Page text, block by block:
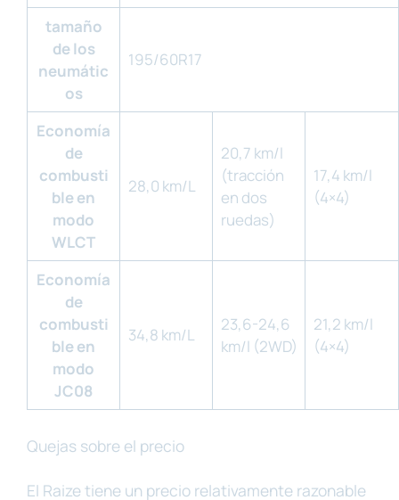
tamaño
de los
neumátic
os
195/60R17
Economía
de
combusti
ble en
modo
WLCT
28,0 km/L
20,7 km/l
(tracción
en dos
ruedas)
17,4 km/l
(4×4)
Economía
de
combusti
ble en
modo
JC08
34,8 km/L
23,6-24,6
km/l (2WD)
21,2 km/l
(4×4)
Quejas sobre el precio
El Raize tiene un precio relativamente razonable